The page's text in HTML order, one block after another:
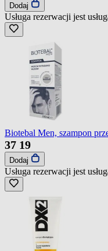
Dodaj
Usługa rezerwacji jest
Biotebal Men, szampon
37 19
Dodaj
Usługa rezerwacji jest